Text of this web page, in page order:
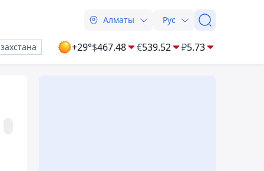
Алматы Рус
+29°$467.48 €539.52 ₽5.73